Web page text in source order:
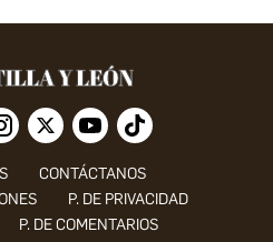
CONTÁCTANOS
P. DE PRIVACIDAD
P. DE COMENTARIOS